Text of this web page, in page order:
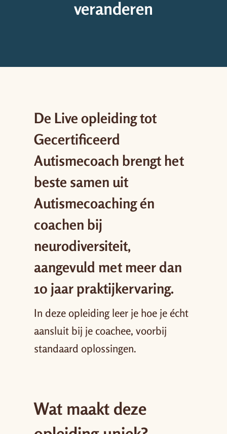
veranderen
De Live opleiding tot
Gecertificeerd
Autismecoach brengt het
beste samen uit
Autismecoaching én
coachen bij
neurodiversiteit,
aangevuld met meer dan
10 jaar praktijkervaring.
In deze opleiding leer je hoe je écht
aansluit bij je coachee, voorbij
standaard oplossingen.
Wat maakt deze